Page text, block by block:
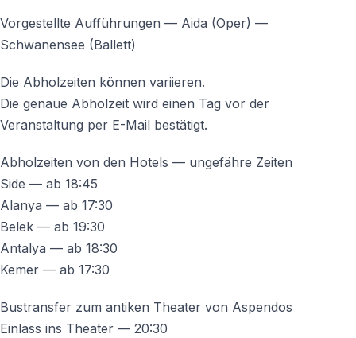
Was das Aspendos Opern- und Ballettfestival weltweit
so besonders macht, ist die außergewöhnliche
und Intensität zu hören — ganz ohne künstliche
Diese akustische Perfektion zieht international
Solisten an und macht Aspendos zu einem festen
Das Aspendos Festival ist Mitglied der European
Vorgestellte Aufführungen — Aida (Oper) —
Schwanensee (Ballett)
Die Abholzeiten können variieren.
Die genaue Abholzeit wird einen Tag vor der
Veranstaltung per E-Mail bestätigt.
Abholzeiten von den Hotels — ungefähre Zeiten
Side — ab 18:45
Alanya — ab 17:30
Belek — ab 19:30
Antalya — ab 18:30
Kemer — ab 17:30
Bustransfer zum antiken Theater von Aspendos
Einlass ins Theater — 20:30